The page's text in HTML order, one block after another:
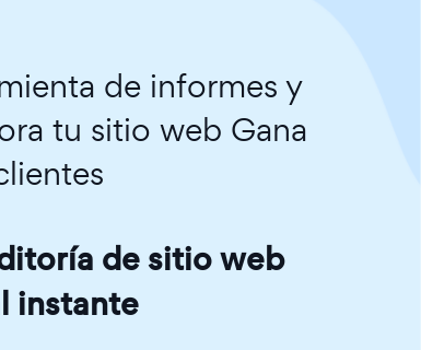
de informes y
tu sitio web Gana
de sitio web
instante